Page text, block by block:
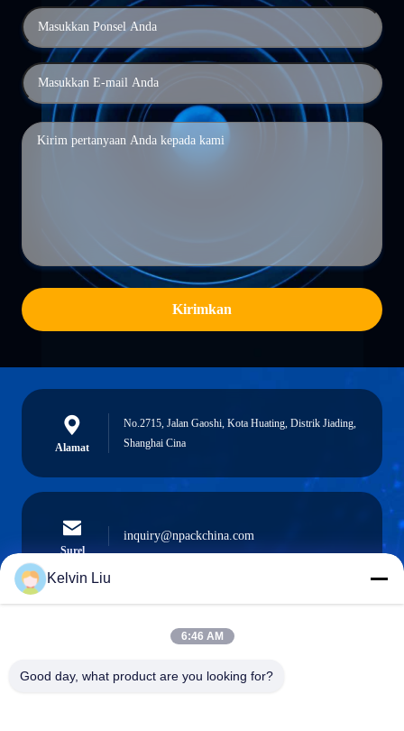
Kirimkan
Alamat
No.2715, Jalan Gaoshi, Kota Huating, Distrik Jiading,
Shanghai Cina
Surel
inquiry@npackchina.com
0086-21-66035560
Kelvin Liu
6:46 AM
Good day, what product are you looking for?